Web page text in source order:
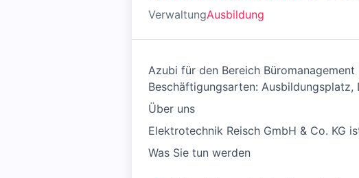
VerwaltungAusbildung
Azubi für den Bereich
Beschäftigungsarten:
Über uns
Elektrotechnik Reisch GmbH & Co. KG
Was Sie tun werden